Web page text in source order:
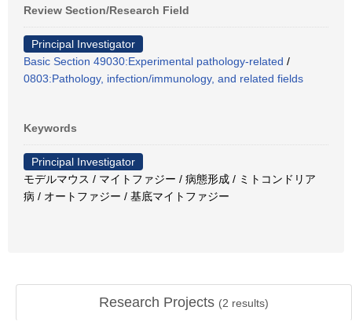
Review Section/Research Field
Principal Investigator
Basic Section 49030:Experimental pathology-related /
0803:Pathology, infection/immunology, and related fields
Keywords
Principal Investigator
モデルマウス / マイトファジー / 病態形成 / ミトコンドリア
病 / オートファジー / 基底マイトファジー
Research Projects (2 results)